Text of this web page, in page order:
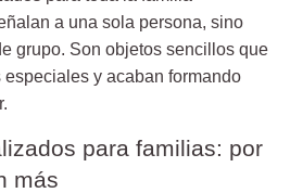
a una sola persona, sino
grupo. Son objetos sencillos que
y acaban formando
para familias: por
más